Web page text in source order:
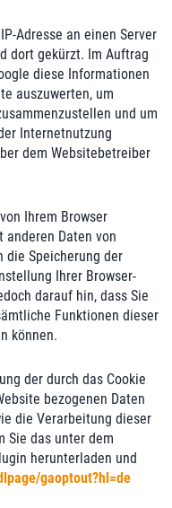
Adresse an einen Server
dort gekürzt. Im Auftrag
diese Informationen
auszuwerten, um
und um
Internetnutzung
dem Websitebetreiber
Ihrem Browser
Daten von
die Speicherung der
Ihrer Browser-
darauf hin, dass Sie
Funktionen dieser
können.
der durch das Cookie
bezogenen Daten
die Verarbeitung dieser
Sie das unter dem
herunterladen und
gaoptout?hl=de